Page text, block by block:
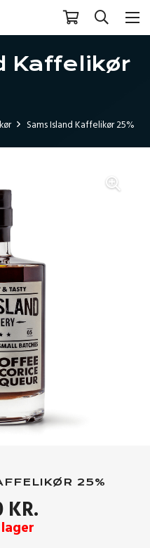
Kaffelikør
Sams Island Kaffelikør 25%
25%
KR.